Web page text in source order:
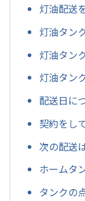
灯油配送
灯油タン
灯油タン
灯油タン
配送日に
契約をし
次の配送
ホームタ
タンクの